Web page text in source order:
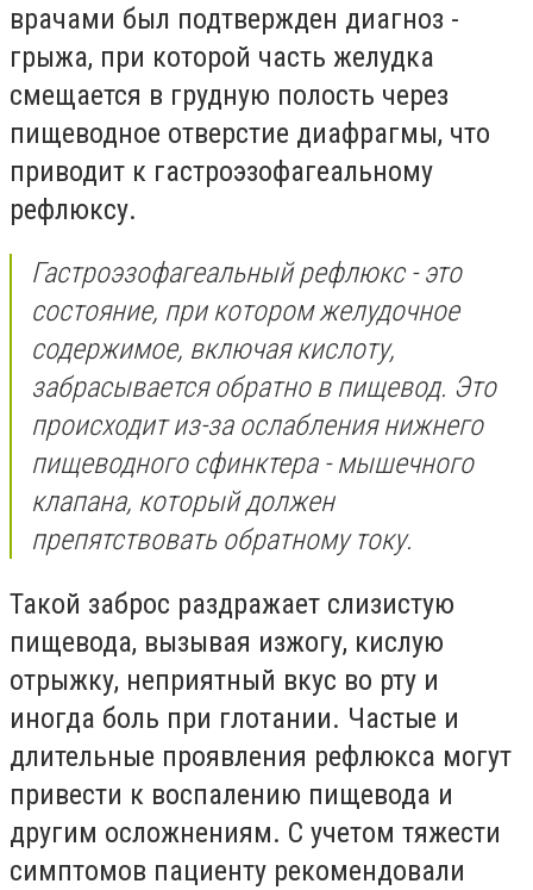
врачами был подтвержден диагноз -
грыжа, при которой часть желудка
смещается в грудную полость через
пищеводное отверстие диафрагмы, что
приводит к гастроэзофагеальному
рефлюксу.
Гастроэзофагеальный рефлюкс - это
состояние, при котором желудочное
содержимое, включая кислоту,
забрасывается обратно в пищевод. Это
происходит из-за ослабления нижнего
пищеводного сфинктера - мышечного
клапана, который должен
препятствовать обратному току.
Такой заброс раздражает слизистую
пищевода, вызывая изжогу, кислую
отрыжку, неприятный вкус во рту и
иногда боль при глотании. Частые и
длительные проявления рефлюкса могут
привести к воспалению пищевода и
другим осложнениям. С учетом тяжести
симптомов пациенту рекомендовали